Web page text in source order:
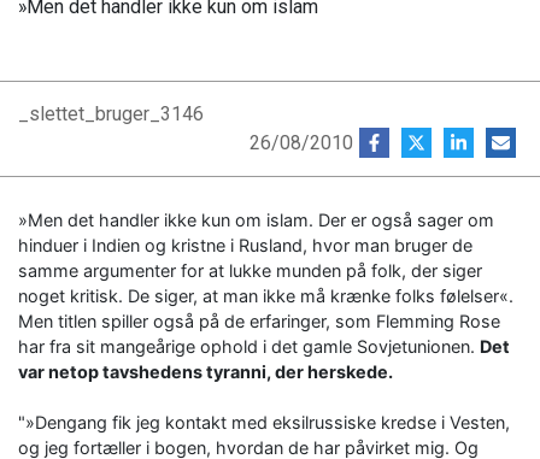
»Men det handler ikke kun om islam
_slettet_bruger_3146
26/08/2010
»Men det handler ikke kun om islam. Der er også sager om
hinduer i Indien og kristne i Rusland, hvor man bruger de
samme argumenter for at lukke munden på folk, der siger
noget kritisk. De siger, at man ikke må krænke folks følelser«.
Men titlen spiller også på de erfaringer, som Flemming Rose
har fra sit mangeårige ophold i det gamle Sovjetunionen. Det
var netop tavshedens tyranni, der herskede.
"»Dengang fik jeg kontakt med eksilrussiske kredse i Vesten,
og jeg fortæller i bogen, hvordan de har påvirket mig. Og